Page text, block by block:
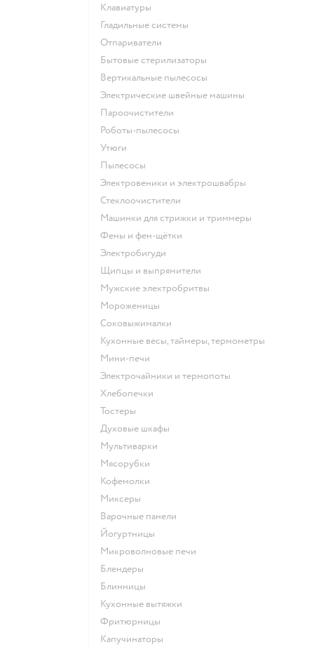
клавиатуры
гладильные системы
отпариватели
бытовые стерилизаторы
вертикальные пылесосы
электрические швейные машины
пароочистители
роботы-пылесосы
утюги
пылесосы
электровеники и электрошвабры
стеклоочистители
машинки для стрижки и триммеры
фены и фен-щётки
электробигуди
щипцы и выпрямители
мужские электробритвы
мороженицы
соковыжималки
кухонные весы, таймеры, термометры
мини-печи
электрочайники и термопоты
хлебопечки
тостеры
духовые шкафы
мультиварки
мясорубки
кофемолки
миксеры
варочные панели
йогуртницы
микроволновые печи
блендеры
блинницы
кухонные вытяжки
фритюрницы
капучинаторы